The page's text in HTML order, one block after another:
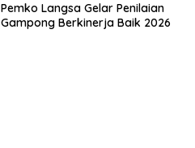
Pemko Langsa Gelar Penilaian
Gampong Berkinerja Baik 2026